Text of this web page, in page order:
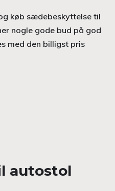
køb sædebeskyttelse til
nogle gode bud på god
med den billigst pris
autostol